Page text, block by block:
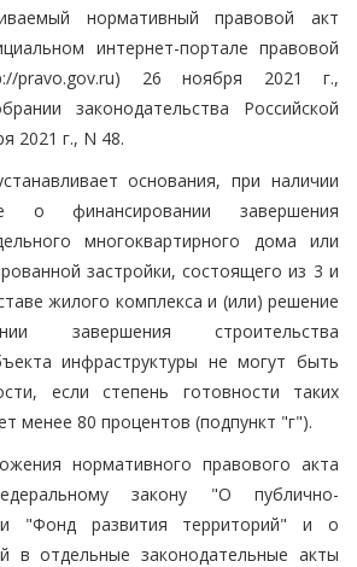
нормативный правовой акт
интернет-портале правовой
pravo.gov.ru) 26 ноября 2021 г.,
законодательства Российской
2021 г., N 48.
основания, при наличии
о финансировании завершения
многоквартирного дома или
застройки, состоящего из 3 и
жилого комплекса и (или) решение
завершения строительства
инфраструктуры не могут быть
если степень готовности таких
менее 80 процентов (подпункт "г").
нормативного правового акта
закону "О публично-
"Фонд развития территорий" и о
в отдельные законодательные акты